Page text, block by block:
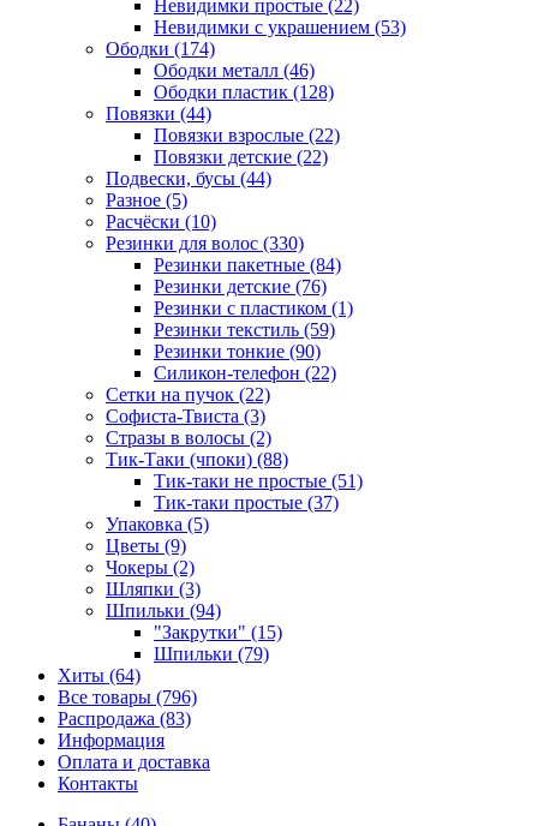
Невидимки простые (22)
Невидимки с украшением (53)
Ободки (174)
Ободки металл (46)
Ободки пластик (128)
Повязки (44)
Повязки взрослые (22)
Повязки детские (22)
Подвески, бусы (44)
Разное (5)
Расчёски (10)
Резинки для волос (330)
Резинки пакетные (84)
Резинки детские (76)
Резинки с пластиком (1)
Резинки текстиль (59)
Резинки тонкие (90)
Силикон-телефон (22)
Сетки на пучок (22)
Софиста-Твиста (3)
Стразы в волосы (2)
Тик-Таки (чпоки) (88)
Тик-таки не простые (51)
Тик-таки простые (37)
Упаковка (5)
Цветы (9)
Чокеры (2)
Шляпки (3)
Шпильки (94)
"Закрутки" (15)
Шпильки (79)
Хиты (64)
Все товары (796)
Распродажа (83)
Информация
Оплата и доставка
Контакты